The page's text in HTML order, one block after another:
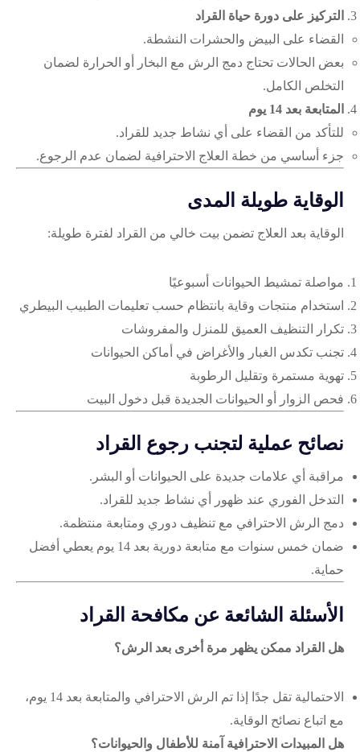
التركيز على دورة حياة القراد
القضاء على البيض والحشرات النشطة.
بعض الحالات تحتاج دمج الرش مع البخار أو الحرارة لضمان
التخلص الكامل.
المتابعة بعد 14 يوم
للتأكد من القضاء على أي نشاط جديد للقراد.
جزء أساسي من خطة العلاج الاحترافية لضمان عدم الرجوع.
الوقاية طويلة المدى
الوقاية بعد العلاج تضمن بيت خالي من القراد لفترة طويلة:
مواصلة تمشيط الحيوانات أسبوعيًا
استخدام منتجات وقاية بانتظام حسب تعليمات الطبيب البيطري
تكرار التنظيف العميق للمنزل والمفروشات
تجنب تكدس الغبار والأغراض في أماكن الحيوانات
تهوية مستمرة وتقليل الرطوبة
فحص الزوار أو الحيوانات الجديدة قبل دخول البيت
نصائح عملية لتجنب رجوع القراد
مراقبة أي علامات جديدة على الحيوانات أو البشر.
التدخل الفوري عند ظهور أي نشاط جديد للقراد.
دمج الرش الاحترافي مع تنظيف دوري ومتابعة منتظمة.
ضمان خمس سنوات مع متابعة دورية بعد 14 يوم يعطي أفضل
حماية.
الأسئلة الشائعة عن مكافحة القراد
هل القراد ممكن يظهر مرة أخرى بعد الرش؟
الاحتمالية تقل جدًا إذا تم الرش الاحترافي والمتابعة بعد 14 يوم،
مع اتباع نصائح الوقاية.
هل المبيدات الاحترافية آمنة للأطفال والحيوانات؟